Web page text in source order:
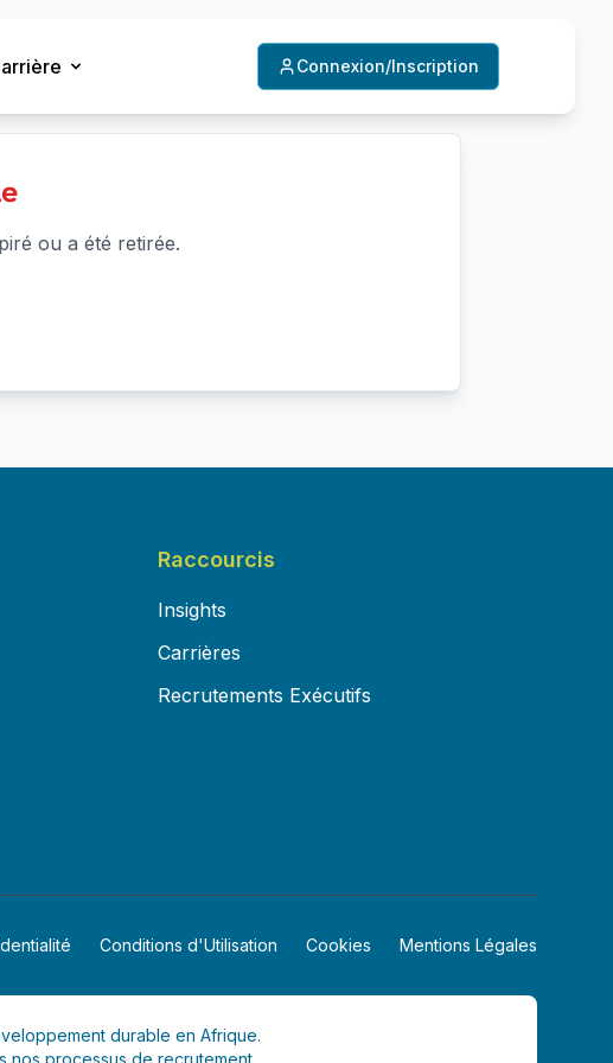
Connexion/Inscription
ou a été retirée.
Raccourcis
Insights
Carrières
Recrutements Exécutifs
Conditions d'Utilisation Cookies Mentions Légales
durable en Afrique.
nos processus de recrutement.